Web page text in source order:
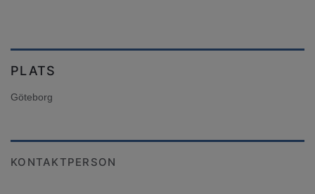
PLATS
Göteborg
KONTAKTPERSON